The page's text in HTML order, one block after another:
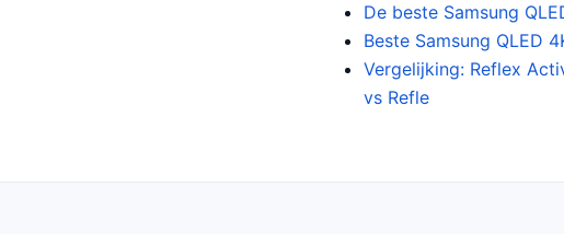
De beste Samsung
Beste Samsung QLED
Vergelijking: Reflex
vs Refle